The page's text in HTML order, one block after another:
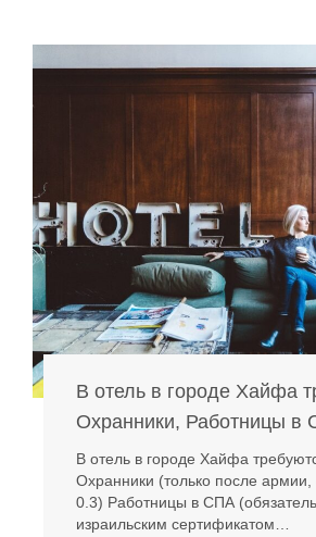
В отель в городе Хайфа
Охранники, Работницы в
В отель в городе Хайфа
Охранники (только после армии,
0.3) Работницы в СПА
израильским сертификатом…